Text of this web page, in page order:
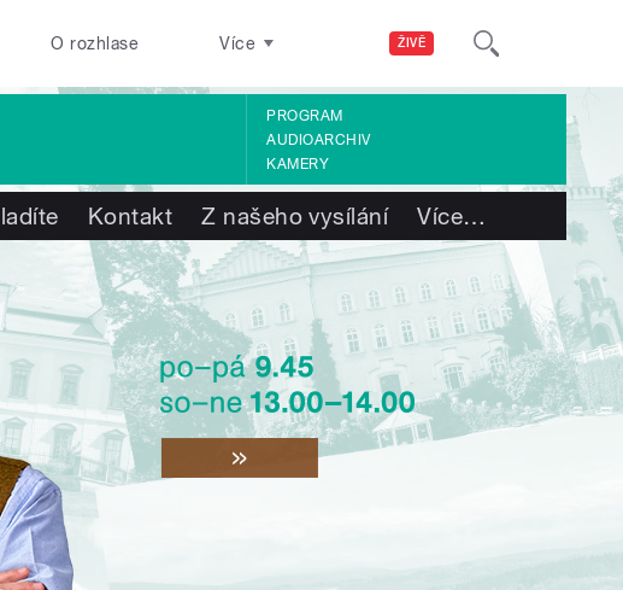
ŽIVĚ
O rozhlase Více
PROGRAM
AUDIOARCHIV
KAMERY
Kontakt Z našeho vysílání Více…